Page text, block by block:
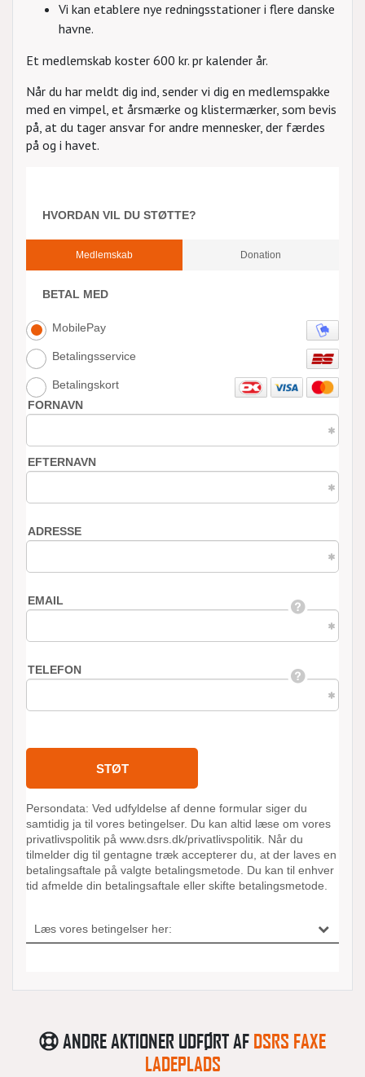
Vi kan etablere nye redningsstationer i flere danske
havne.
Et medlemskab koster 600 kr. pr kalender år.
Når du har meldt dig ind, sender vi dig en medlemspakke
med en vimpel, et årsmærke og klistermærker, som bevis
på, at du tager ansvar for andre mennesker, der færdes
på og i havet.
ANDRE AKTIONER UDFØRT AF DSRS FAXE
LADEPLADS